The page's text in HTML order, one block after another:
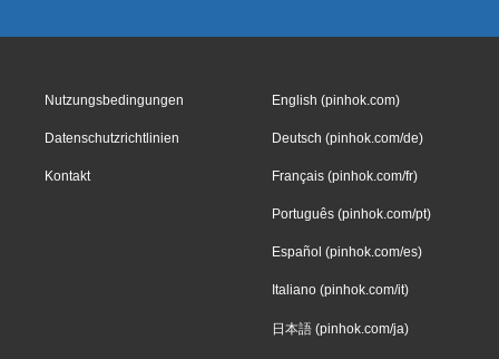
Nutzungsbedingungen
Datenschutzrichtlinien
Kontakt
English (pinhok.com)
Deutsch (pinhok.com/de)
Français (pinhok.com/fr)
Português (pinhok.com/pt)
Español (pinhok.com/es)
Italiano (pinhok.com/it)
日本語 (pinhok.com/ja)